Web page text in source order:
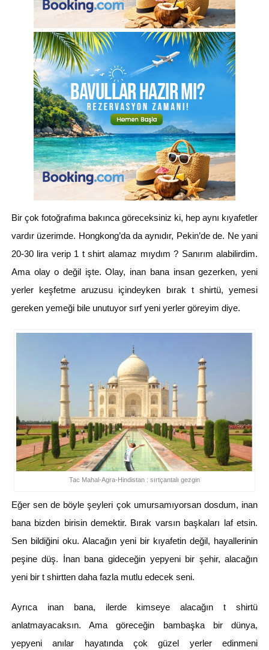
Bir çok fotoğrafıma bakınca göreceksiniz ki, hep aynı kıyafetler
vardır üzerimde. Hongkong’da da aynıdır, Pekin’de de. Ne yani
20-30 lira verip 1 t shirt alamaz mıydım ? Sanırım alabilirdim.
Ama olay o değil işte. Olay, inan bana insan gezerken, yeni
yerler keşfetme aruzusu içindeyken bırak t shirtü, yemesi
gereken yemeği bile unutuyor sırf yeni yerler göreyim diye.
Tac Mahal-Agra-Hindistan : sırtçantalı gezgin
Eğer sen de böyle şeyleri çok umursamıyorsan dosdum, inan
bana bizden birisin demektir. Bırak varsın başkaları laf etsin.
Sen bildiğini oku. Alacağın yeni bir kıyafetin değil, hayallerinin
peşine düş. İnan bana gideceğin yepyeni bir şehir, alacağın
yeni bir t shirtten daha fazla mutlu edecek seni.
Ayrıca inan bana, ilerde kimseye alacağın t shirtü
anlatmayacaksın. Ama göreceğin bambaşka bir dünya,
yepyeni anılar hayatında çok güzel yerler edinmeni